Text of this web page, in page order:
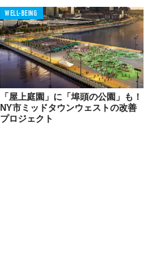
©Richard Cadan
WELL-BEING
「屋上庭園」に「埠頭の公園」も！
NY市ミッドタウンウェストの改善
プロジェクト